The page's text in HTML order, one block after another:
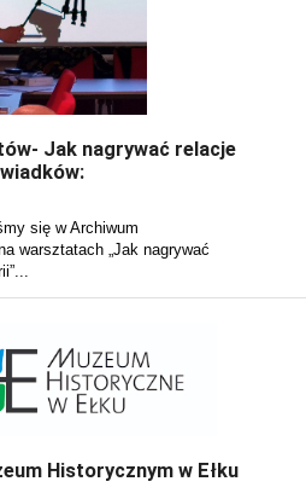
Jak nagrywać relacje
się w Archiwum
warsztatach „Jak nagrywać
Historycznym w Ełku